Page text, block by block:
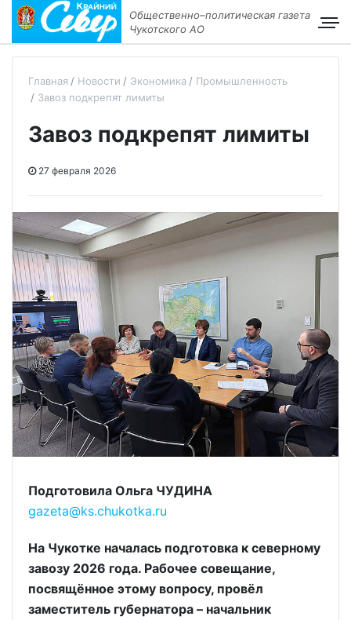
Общественно–политическая газета
Чукотского АО
Главная Новости Экономика
Промышленность
Завоз подкрепят лимиты
Завоз подкрепят лимиты
27 февраля 2026
Подготовила Ольга ЧУДИНА
gazeta@ks.chukotka.ru
На Чукотке началась подготовка к северному
завозу 2026 года. Рабочее совещание,
посвящённое этому вопросу, провёл
заместитель губернатора – начальник